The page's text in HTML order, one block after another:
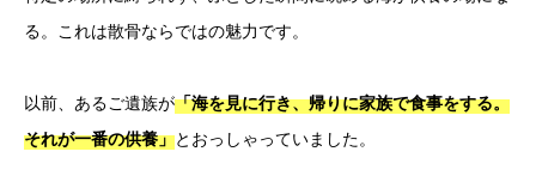
る。これは散骨ならではの魅力です。
以前、あるご遺族が「海を見に行き、帰りに家族で食事をする。
それが一番の供養」とおっしゃっていました。